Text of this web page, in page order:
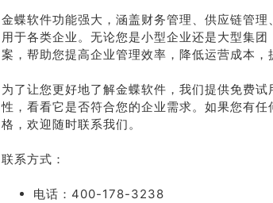
金蝶软件功能强大，涵盖财务管理、供应链管
用于各类企业。无论您是小型企业还是大型集
案，帮助您提高企业管理效率，降低运营成本，
为了让您更好地了解金蝶软件，我们提供免费
性，看看它是否符合您的企业需求。如果您有
格，欢迎随时联系我们。
联系方式：
电话：400-178-3238